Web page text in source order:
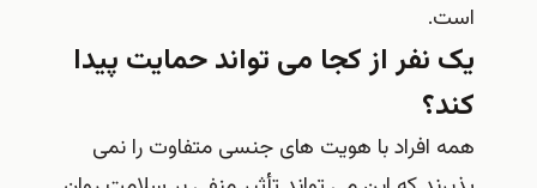
است.
یک نفر از کجا می تواند حمایت پیدا
کند؟
همه افراد با هویت های جنسی متفاوت را نمی